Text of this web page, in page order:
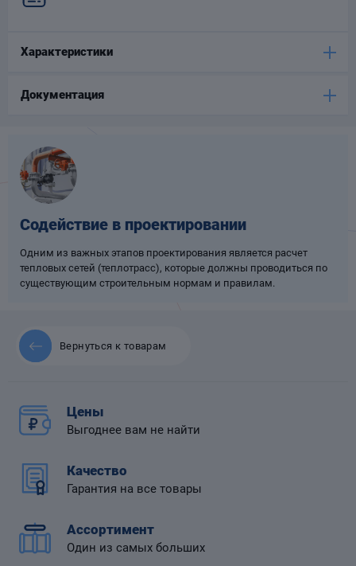
Характеристики
Документация
Содействие в проектировании
Одним из важных этапов проектирования является расчет
тепловых сетей (теплотрасс), которые должны проводиться по
существующим строительным нормам и правилам.
Вернуться к товарам
Цены
Выгоднее вам не найти
Качество
Гарантия на все товары
Ассортимент
Один из самых больших
Фильтры для
Компенсаторы